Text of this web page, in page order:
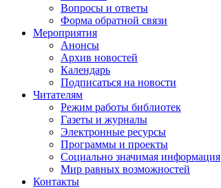
Вопросы и ответы
Форма обратной связи
Мероприятия
Анонсы
Архив новостей
Календарь
Подписаться на новости
Читателям
Режим работы библиотек
Газеты и журналы
Электронные ресурсы
Программы и проекты
Социально значимая информация
Мир равных возможностей
Контакты